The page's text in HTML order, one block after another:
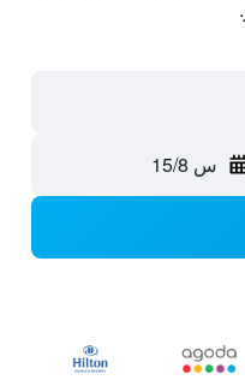
س 15/8